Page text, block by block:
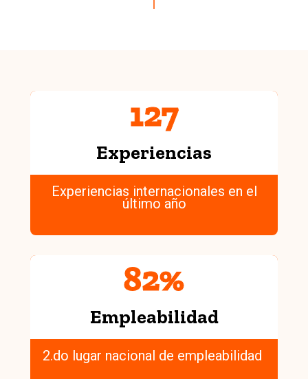
127
Experiencias
Experiencias internacionales en el
último año
82%
Empleabilidad
2.do lugar nacional de empleabilidad